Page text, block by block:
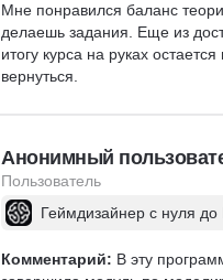
Мне понравился баланс
делаешь задания. Еще из
итогу курса на руках
вернуться.
Анонимный
Пользователь
Геймдизайнер с нуля до
Комментарий: В эту